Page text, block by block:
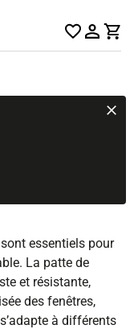
essentiels pour
La patte de
et résistante,
des fenêtres,
à différents